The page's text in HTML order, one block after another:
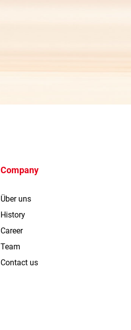
Company
Über uns
History
Career
Team
Contact us